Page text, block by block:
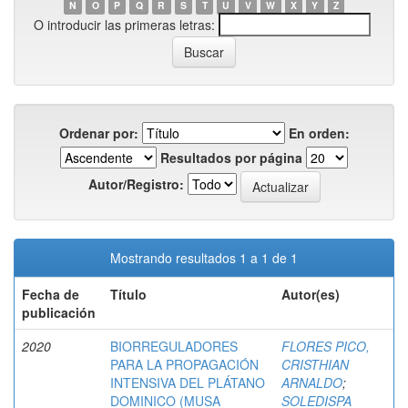
N
O P Q R S T U V W X Y Z
O introducir las primeras letras:
Ordenar por:
En orden:
Resultados por página
Autor/Registro:
Mostrando resultados 1 a 1 de 1
Fecha de
publicación
Título Autor(es)
2020
BIORREGULADORES
PARA LA PROPAGACIÓN
INTENSIVA DEL PLÁTANO
DOMINICO (MUSA
FLORES PICO,
CRISTHIAN
ARNALDO;
SOLEDISPA